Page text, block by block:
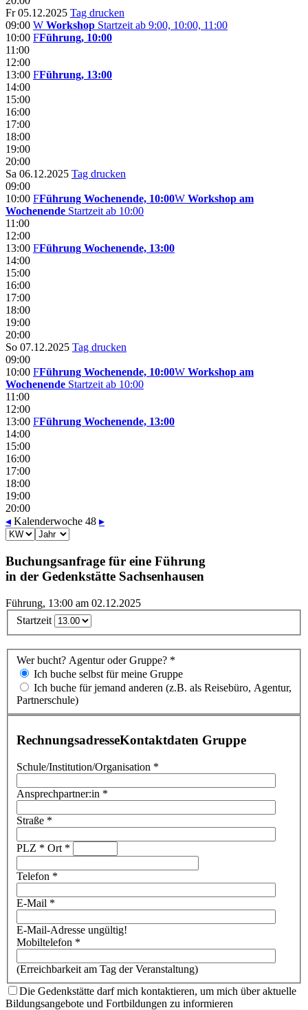
Fr 05.12.2025 Tag drucken
09:00 W Workshop Startzeit ab 9:00, 10:00, 11:00
10:00 FFührung, 10:00
11:00
12:00
13:00 FFührung, 13:00
14:00
15:00
16:00
17:00
18:00
19:00
20:00
Sa 06.12.2025 Tag drucken
09:00
10:00 FFührung Wochenende, 10:00W Workshop am
Wochenende Startzeit ab 10:00
11:00
12:00
13:00 FFührung Wochenende, 13:00
14:00
15:00
16:00
17:00
18:00
19:00
20:00
So 07.12.2025 Tag drucken
09:00
10:00 FFührung Wochenende, 10:00W Workshop am
Wochenende Startzeit ab 10:00
11:00
12:00
13:00 FFührung Wochenende, 13:00
14:00
15:00
16:00
17:00
18:00
19:00
20:00
◂ Kalenderwoche 48 ▸
Buchungsanfrage für eine Führung
in der Gedenkstätte Sachsenhausen
Führung, 13:00 am 02.12.2025
Startzeit
Wer bucht? Agentur oder Gruppe? *
Ich buche selbst für meine Gruppe
Ich buche für jemand anderen (z.B. als Reisebüro, Agentur,
Partnerschule)
RechnungsadresseKontaktdaten Gruppe
Schule/Institution/Organisation *
Ansprechpartner:in *
Straße *
PLZ * Ort *
Telefon *
E-Mail *
E-Mail-Adresse ungültig!
Mobiltelefon *
(Erreichbarkeit am Tag der Veranstaltung)
Die Gedenkstätte darf mich kontaktieren, um mich über aktuelle
Bildungsangebote und Fortbildungen zu informieren